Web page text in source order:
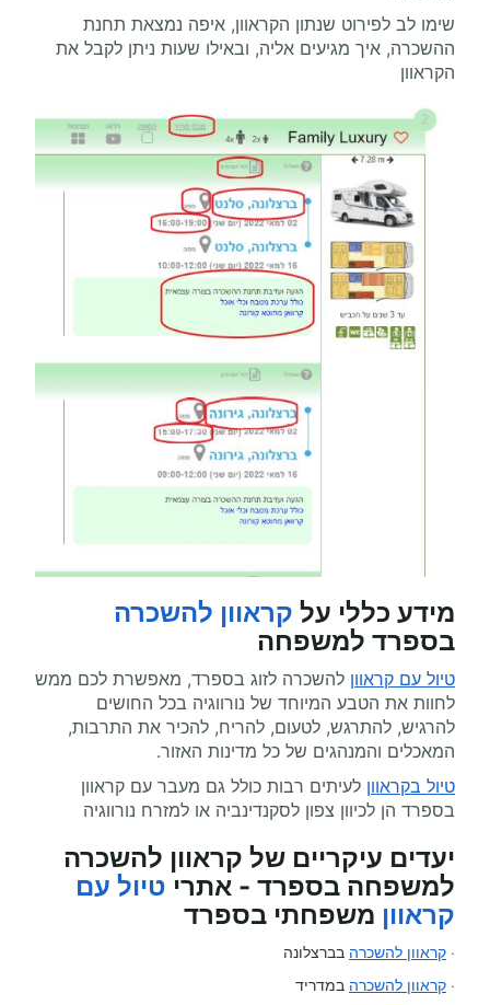
שימו לב לפירוט שנתון הקראוון, איפה נמצאת תחנת
ההשכרה, איך מגיעים אליה, ובאילו שעות ניתן לקבל את
הקראוון
מידע כללי על קראוון להשכרה
בספרד למשפחה
טיול עם קראוון להשכרה לזוג בספרד, מאפשרת לכם ממש
לחוות את הטבע המיוחד של נורווגיה בכל החושים
להרגיש, להתרגש, לטעום, להריח, להכיר את התרבות,
המאכלים והמנהגים של כל מדינות האזור.
טיול בקראוון לעיתים רבות כולל גם מעבר עם קראוון
בספרד הן לכיוון צפון לסקנדינביה או למזרח נורווגיה
יעדים עיקריים של קראוון להשכרה
למשפחה בספרד - אתרי טיול עם
קראוון משפחתי בספרד
· קראוון להשכרה בברצלונה
· קראוון להשכרה במדריד